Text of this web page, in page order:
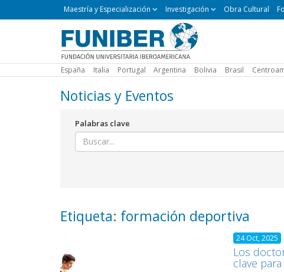
Maestría
Maestría y Especialización Investigación Obra Cultural
España Italia Portugal Argentina Bolivia Brasil
Noticias y Eventos
Palabras clave
Etiqueta: formación deportiva
24 Oct, 2025
Los
clave